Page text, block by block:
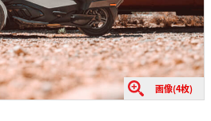
画像(4枚)